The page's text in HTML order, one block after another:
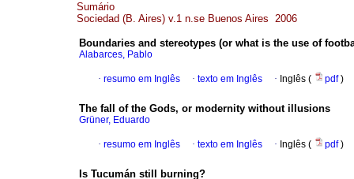
Sumário
Sociedad (B. Aires) v.1 n.se Buenos Aires 2006
Boundaries and stereotypes (or what is the use of
Alabarces, Pablo
· resumo em Inglês · texto em Inglês · Inglês ( pdf)
The fall of the Gods, or modernity without illusions
Grüner, Eduardo
· resumo em Inglês · texto em Inglês · Inglês ( pdf)
Is Tucumán still burning?